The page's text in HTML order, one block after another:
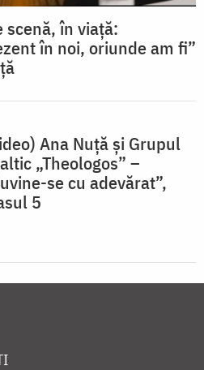
scenă, în viață:
în noi, oriunde am fi”
Ana Nuță și Grupul
„Theologos” –
se cu adevărat”,
5